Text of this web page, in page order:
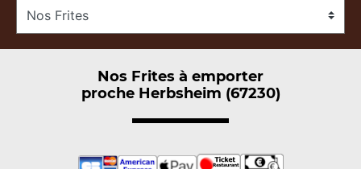
Nos Frites à emporter
proche Herbsheim (67230)